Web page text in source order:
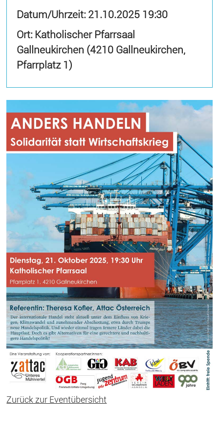
Datum/Uhrzeit: 21.10.2025 19:30
Ort: Katholischer Pfarrsaal
Gallneukirchen (4210 Gallneukirchen,
Pfarrplatz 1)
Zurück zur Eventübersicht